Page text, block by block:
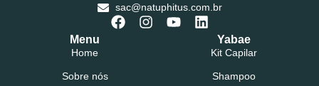
sac@natuphitus.com.br
Menu
Home
Sobre nós
Yabae
Kit Capilar
Shampoo